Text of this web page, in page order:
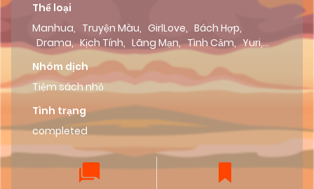
Thể loại
Manhua, Truyện Màu, GirlLove, Bách Hợp,
Drama, Kịch Tính, Lãng Mạn, Tình Cảm, Yuri,
Dưa Leo Truyện
Nhóm dịch
Tiệm sách nhỏ
Tình trạng
completed